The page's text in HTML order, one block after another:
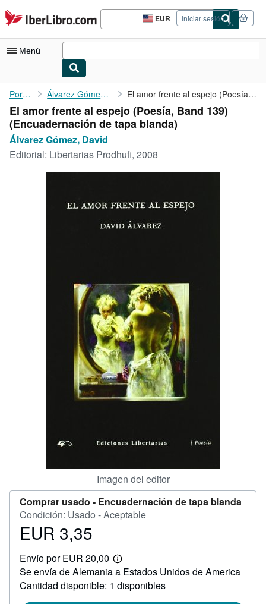
Pasar al contenido principal
IberLibro.com EUR
Preferencias
de
del
Iniciar sesión
Menú
Mi cuenta
Consultar mis pedidos
Búsqueda avanzada
Colecciones
CERRAR
Portada Álvarez Gómez, David El amor frente al espejo (Poesía, Band 139)
El amor frente al espejo (Poesía, Band 139)
(Encuadernación de tapa blanda)
Álvarez Gómez, David
Editorial: Libertarias Prodhufi, 2008
Imagen del editor
Comprar usado - Encuadernación de tapa blanda
Condición: Usado - Aceptable
Precio
3,35
EUR 3,35
Envío por EUR 20,00
Más
información
sobre
las
Se envía de Alemania a Estados Unidos de America
Cantidad disponible: 1 disponibles